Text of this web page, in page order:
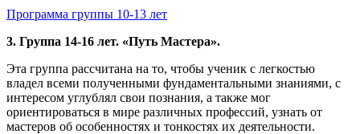
Программа группы 10-13 лет
3. Группа 14-16 лет. «Путь Мастера».
Эта группа рассчитана на то, чтобы ученик с легкостью
владел всеми полученными фундаментальными знаниями, с
интересом углублял свои познания, а также мог
ориентироваться в мире различных профессий, узнать от
мастеров об особенностях и тонкостях их деятельности.